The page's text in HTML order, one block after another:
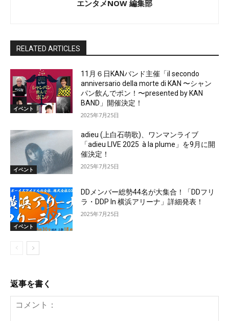
エンタメNOW 編集部
RELATED ARTICLES
イベント
11月６日KANバンド主催「il secondo
anniversario della morte di KAN 〜シャン
パン飲んでポン！〜presented by KAN
BAND」開催決定！
2025年7月25日
イベント
adieu (上白石萌歌)、ワンマンライブ
「adieu LIVE 2025 à la plume」を9月に開
催決定！
2025年7月25日
イベント
DDメンバー総勢44名が大集合！「DDフリ
ラ・DDP In 横浜アリーナ」詳細発表！
2025年7月25日
返事を書く